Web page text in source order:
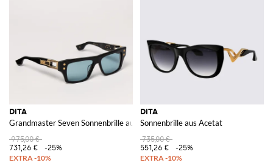
DITA
Grandmaster Seven Sonnenbrille aus Acetat
975,00 €
731,26 €
-25%
DITA
Sonnenbrille aus Acetat
735,00 €
551,26 €
-25%